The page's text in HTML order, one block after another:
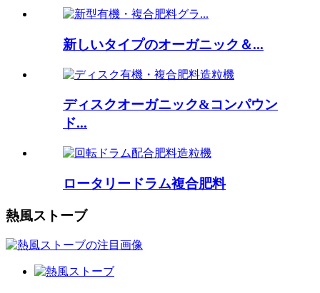
新しいタイプのオーガニック＆...
ディスクオーガニック&コンパウン
ド...
ロータリードラム複合肥料
熱風ストーブ